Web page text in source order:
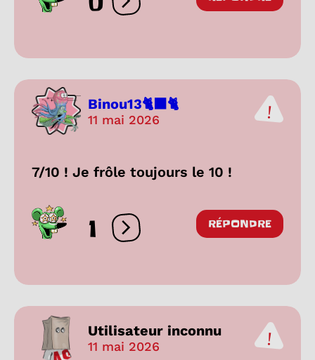
Ouvrir les réactions
Binou13🐈‍⬛🐈
11 mai 2026
7/10 ! Je frôle toujours le 10 !
1 Ouvrir les réactions
RÉPONDRE
Utilisateur inconnu
11 mai 2026